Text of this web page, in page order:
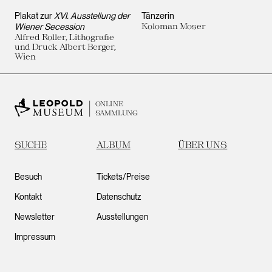
Plakat zurXVI. Ausstellung der
Wiener Secession
Alfred Roller, Lithografie
und Druck Albert Berger,
Wien
Tänzerin
Koloman Moser
ONLINE
SAMMLUNG
SUCHE ALBUM ÜBER UNS
Besuch
Kontakt
Newsletter
Impressum
Tickets/Preise
Datenschutz
Ausstellungen